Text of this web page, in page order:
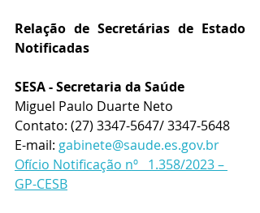
Relação de Secretárias de Estado
Notificadas
SESA - Secretaria da Saúde
Miguel Paulo Duarte Neto
Contato: (27) 3347-5647/ 3347-5648
E-mail: gabinete@saude.es.gov.br
Ofício Notificação nº   1.358/2023 –
GP-CESB